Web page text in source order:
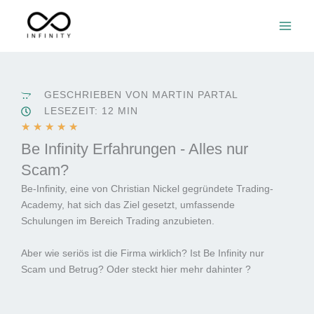
springen
GESCHRIEBEN VON MARTIN PARTAL
LESEZEIT: 12 MIN
★ ★ ★ ★ ★
e
w
r
t
e
m
i
Be Infinity Erfahrungen - Alles nur
Scam?
Be-Infinity, eine von Christian Nickel gegründete Trading-
Academy, hat sich das Ziel gesetzt, umfassende
Schulungen im Bereich Trading anzubieten.
Aber wie seriös ist die Firma wirklich? Ist Be Infinity nur
Scam und Betrug? Oder steckt hier mehr dahinter ?